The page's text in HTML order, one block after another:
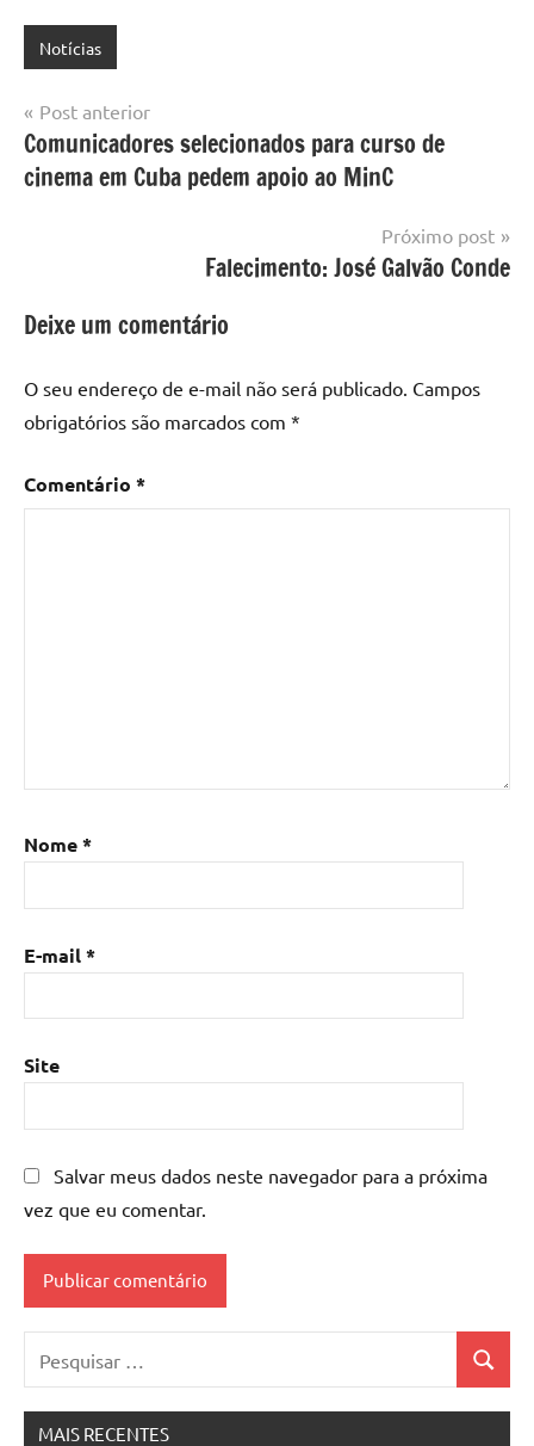
Notícias
Navegação
de
Post
Post anterior
Comunicadores selecionados para curso de
cinema em Cuba pedem apoio ao MinC
Próximo post
Falecimento: José Galvão Conde
Deixe um comentário
O seu endereço de e-mail não será publicado. Campos
obrigatórios são marcados com *
Comentário *
Nome*
E-mail*
Site
Salvar meus dados neste navegador para a próxima
vez que eu comentar.
por:
MAIS RECENTES